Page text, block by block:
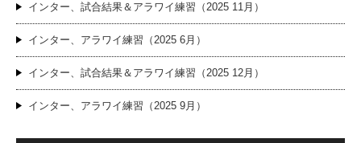
インター、試合結果＆アラワイ練習（2025 11月）
インター、アラワイ練習（2025 6月）
インター、試合結果＆アラワイ練習（2025 12月）
インター、アラワイ練習（2025 9月）